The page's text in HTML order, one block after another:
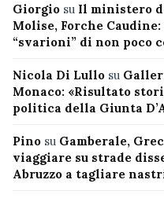
Giorgio su Il ministero
Molise, Forche
“svarioni” di non poco
Nicola Di Lullo su
Monaco: «Risultato
politica della Giunta
Pino su Gamberale,
viaggiare su strade
Abruzzo a tagliare